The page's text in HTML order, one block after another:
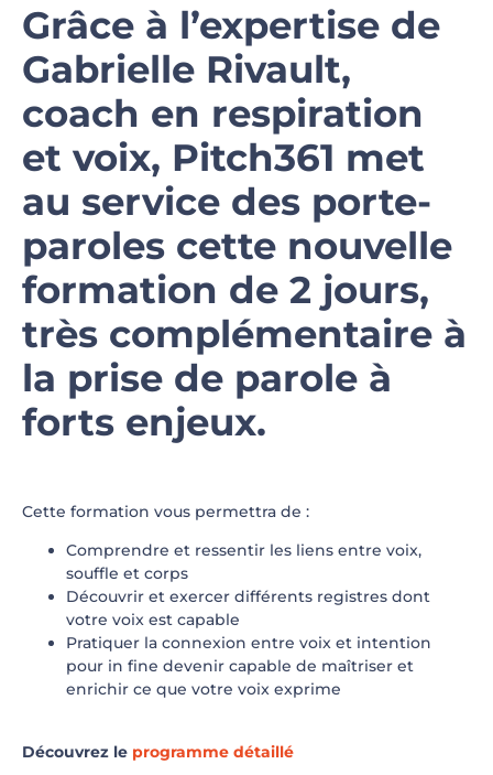
Grâce à l’expertise de
Gabrielle Rivault,
coach en respiration
et voix, Pitch361 met
au service des porte-
paroles cette nouvelle
formation de 2 jours,
très complémentaire à
la prise de parole à
forts enjeux.
Cette formation vous permettra de :
Comprendre et ressentir les liens entre voix,
souffle et corps
Découvrir et exercer différents registres dont
votre voix est capable
Pratiquer la connexion entre voix et intention
pour in fine devenir capable de maîtriser et
enrichir ce que votre voix exprime
Découvrez le programme détaillé